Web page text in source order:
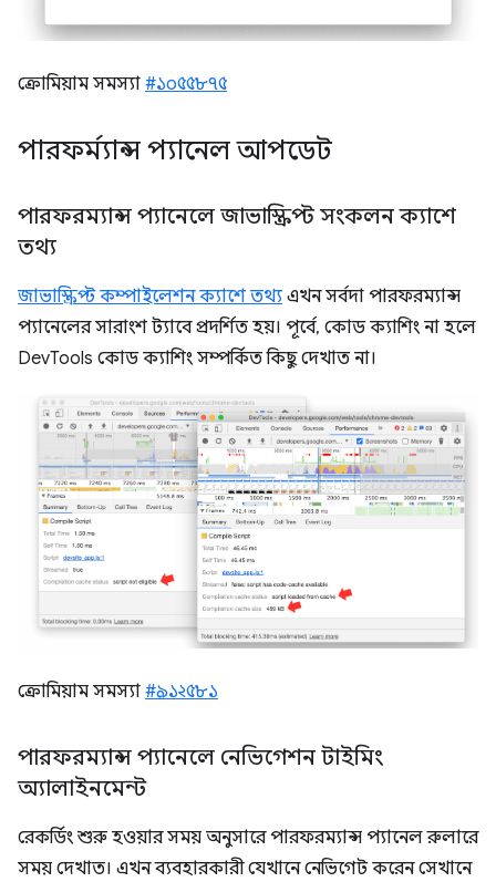
ক্রোমিয়াম সমস্যা #১০৫৫৮৭৫
পারফর্ম্যান্স প্যানেল আপডেট
পারফরম্যান্স প্যানেলে জাভাস্ক্রিপ্ট সংকলন ক্যাশে
তথ্য
জাভাস্ক্রিপ্ট কম্পাইলেশন ক্যাশে তথ্য এখন সর্বদা পারফরম্যান্স
প্যানেলের সারাংশ ট্যাবে প্রদর্শিত হয়। পূর্বে, কোড ক্যাশিং না হলে
DevTools কোড ক্যাশিং সম্পর্কিত কিছু দেখাত না।
ক্রোমিয়াম সমস্যা #৯১২৫৮১
পারফরম্যান্স প্যানেলে নেভিগেশন টাইমিং
অ্যালাইনমেন্ট
রেকর্ডিং শুরু হওয়ার সময় অনুসারে পারফরম্যান্স প্যানেল রুলারে
সময় দেখাত। এখন ব্যবহারকারী যেখানে নেভিগেট করেন সেখানে